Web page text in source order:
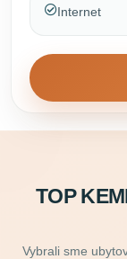
Internet
TOP
Vybrali sme